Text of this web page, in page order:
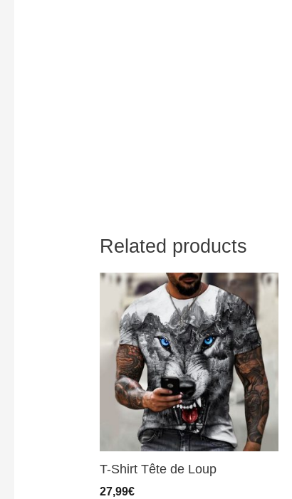
Related products
T-Shirt Tête de Loup
27,99€